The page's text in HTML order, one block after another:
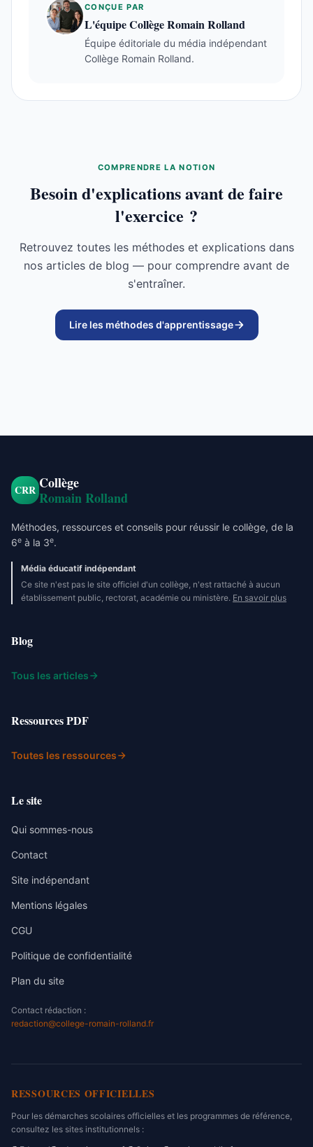
CONÇUE PAR
L'équipe Collège Romain Rolland
Équipe éditoriale du média indépendant
Collège Romain Rolland.
COMPRENDRE LA NOTION
Besoin d'explications avant de faire
l'exercice ?
Retrouvez toutes les méthodes et explications dans
nos articles de blog — pour comprendre avant de
s'entraîner.
Lire les méthodes d'apprentissage
CRR Collège
Romain Rolland
Méthodes, ressources et conseils pour réussir le collège, de la
6e à la 3e.
Média éducatif indépendant
Ce site n'est pas le site officiel d'un collège, n'est rattaché à aucun
établissement public, rectorat, académie ou ministère. En savoir plus
Blog
Tous les articles
Ressources PDF
Toutes les ressources
Le site
Qui sommes-nous
Contact
Site indépendant
Mentions légales
CGU
Politique de confidentialité
Plan du site
Contact rédaction :
redaction@college-romain-rolland.fr
RESSOURCES OFFICIELLES
Pour les démarches scolaires officielles et les programmes de référence,
consultez les sites institutionnels :